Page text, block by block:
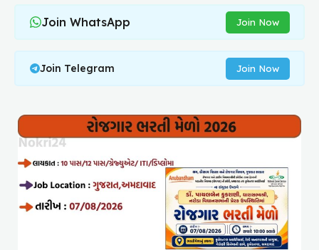
Join WhatsApp Join Now
Join Telegram Join Now